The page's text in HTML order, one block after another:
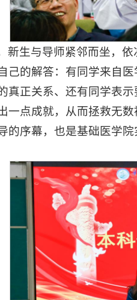
新生与导师紧邻而坐，
己的解答：有同学来自
真正关系、还有同学表
一点成就，从而拯救无
的序幕，也是基础医学